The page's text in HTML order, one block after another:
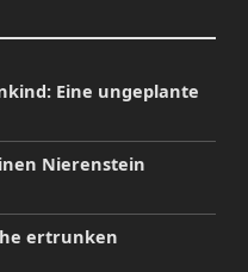
Eine ungeplante
Nierenstein
ertrunken